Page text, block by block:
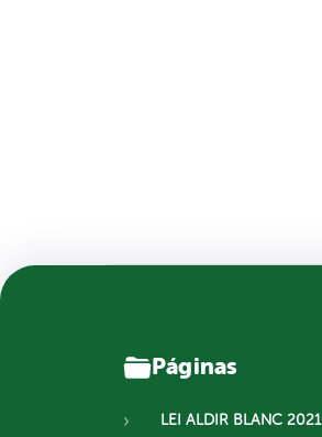
Páginas
LEI ALDIR BLANC 2021